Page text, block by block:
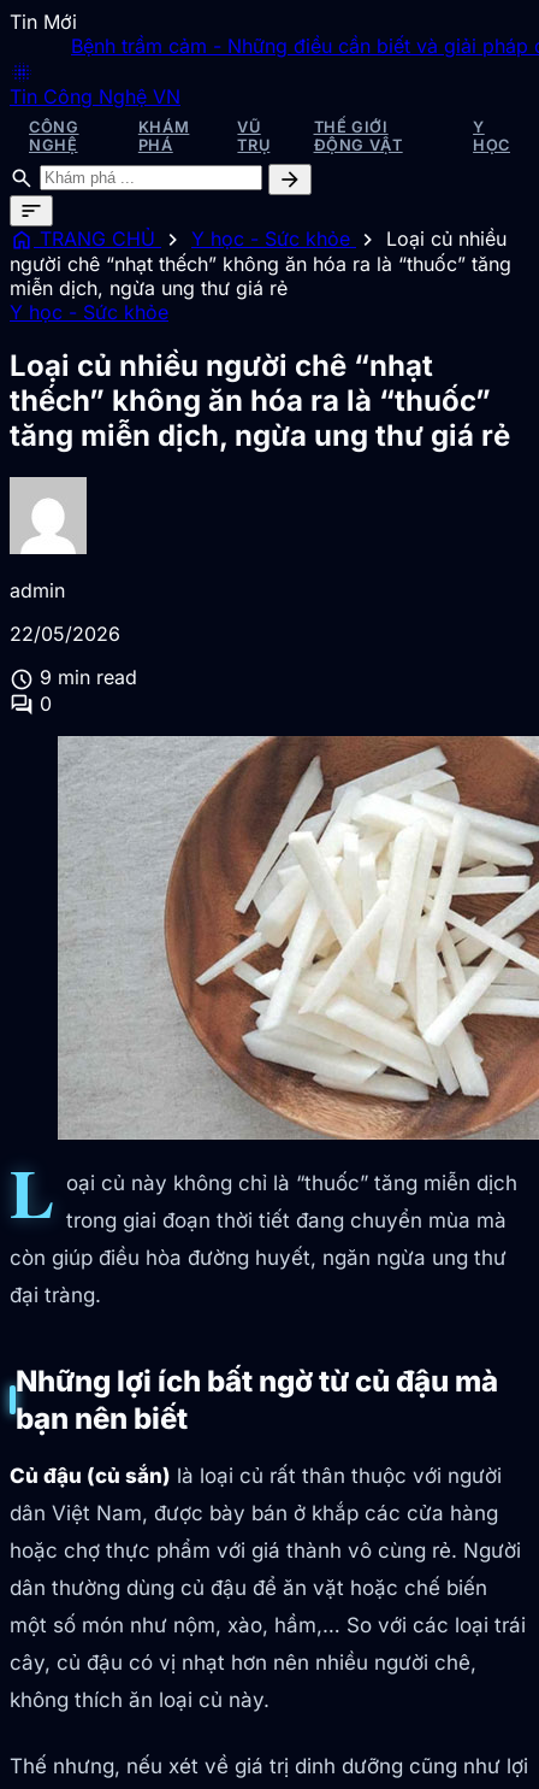
Tin Mới
Bệnh trầm cảm - Những điều cần biết và giải pháp
blur_on
Tin Công Nghệ VN
CÔNG
NGHỆ
KHÁM
PHÁ
VŨ
TRỤ
THẾ GIỚI
ĐỘNG VẬT
Y
HỌC
search
arrow_forward
sort
home TRANG CHỦ chevron_right Y học - Sức khỏe chevron_right
Loại củ nhiều
người chê “nhạt thếch” không ăn hóa ra là “thuốc” tăng
miễn dịch, ngừa ung thư giá rẻ
Y học - Sức khỏe
Loại củ nhiều người chê “nhạt
thếch” không ăn hóa ra là “thuốc”
tăng miễn dịch, ngừa ung thư giá rẻ
admin
22/05/2026
schedule 9 min read
forum 0
L oại củ này không chỉ là “thuốc” tăng miễn dịch
trong giai đoạn thời tiết đang chuyển mùa mà
còn giúp điều hòa đường huyết, ngăn ngừa ung thư
đại tràng.
Những lợi ích bất ngờ từ củ đậu mà
bạn nên biết
Củ đậu (củ sắn) là loại củ rất thân thuộc với người
dân Việt Nam, được bày bán ở khắp các cửa hàng
hoặc chợ thực phẩm với giá thành vô cùng rẻ. Người
dân thường dùng củ đậu để ăn vặt hoặc chế biến
một số món như nộm, xào, hầm,… So với các loại trái
cây, củ đậu có vị nhạt hơn nên nhiều người chê,
không thích ăn loại củ này.
Thế nhưng, nếu xét về giá trị dinh dưỡng cũng như lợi